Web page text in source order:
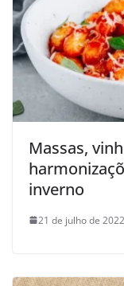
Massas,
inverno
21 de julho de 2022